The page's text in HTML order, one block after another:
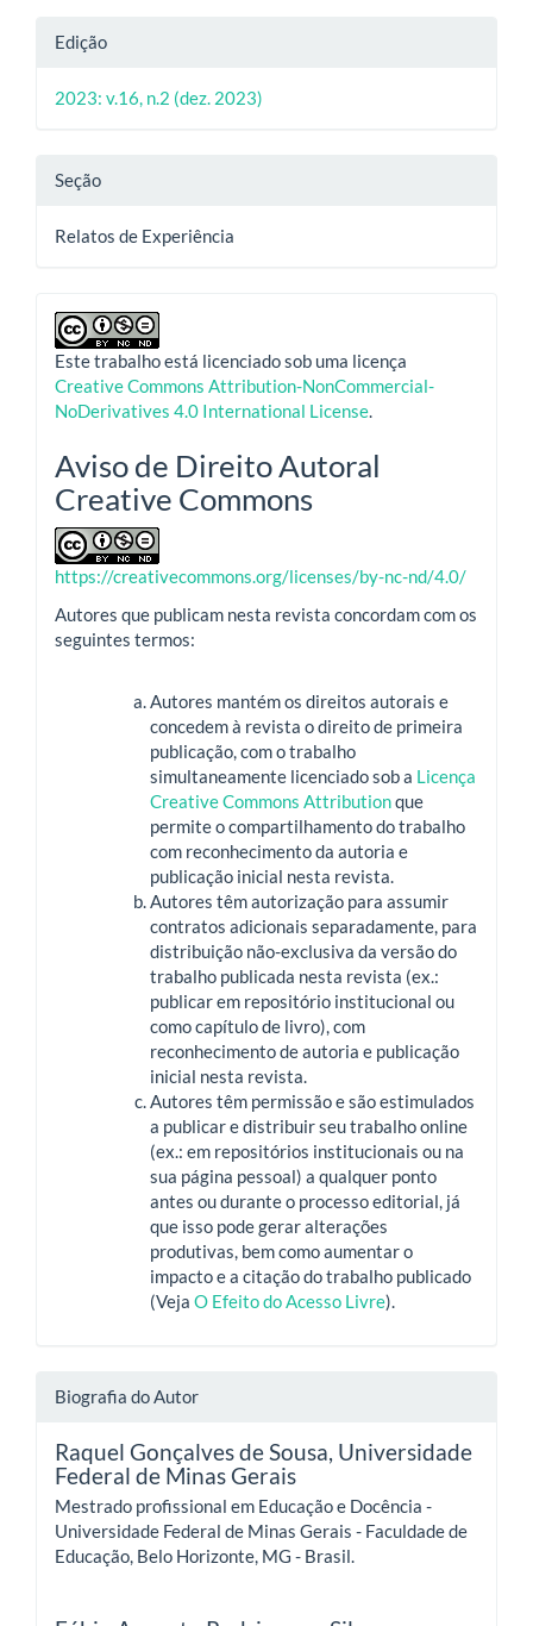
Edição
2023: v.16, n.2 (dez. 2023)
Seção
Relatos de Experiência
Este trabalho está licenciado sob uma licença
Creative Commons Attribution-NonCommercial-
NoDerivatives 4.0 International License.
Aviso de Direito Autoral
Creative Commons
https://creativecommons.org/licenses/by-nc-nd/4.0/
Autores que publicam nesta revista concordam com os
seguintes termos:
Autores mantém os direitos autorais e
concedem à revista o direito de primeira
publicação, com o trabalho
simultaneamente licenciado sob a Licença
Creative Commons Attributionque
permite o compartilhamento do trabalho
com reconhecimento da autoria e
publicação inicial nesta revista.
Autores têm autorização para assumir
contratos adicionais separadamente, para
distribuição não-exclusiva da versão do
trabalho publicada nesta revista (ex.:
publicar em repositório institucional ou
como capítulo de livro), com
reconhecimento de autoria e publicação
inicial nesta revista.
Autores têm permissão e são estimulados
a publicar e distribuir seu trabalho online
(ex.: em repositórios institucionais ou na
sua página pessoal) a qualquer ponto
antes ou durante o processo editorial, já
que isso pode gerar alterações
produtivas, bem como aumentar o
impacto e a citação do trabalho publicado
(Veja O Efeito do Acesso Livre).
Biografia do Autor
Raquel Gonçalves de Sousa, Universidade
Federal de Minas Gerais
Mestrado profissional em Educação e Docência -
Universidade Federal de Minas Gerais - Faculdade de
Educação, Belo Horizonte, MG - Brasil.